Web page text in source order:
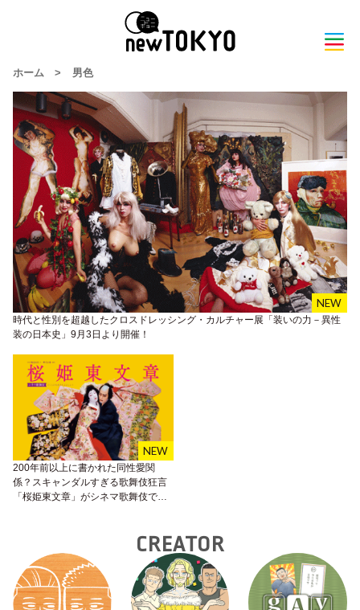
ホーム > 男色
時代と性別を超越したクロスドレッシング・カルチャー展「装いの力－異性
装の日本史」9月3日より開催！
200年前以上に書かれた同性愛関
係？スキャンダルすぎる歌舞伎狂言
「桜姫東文章」がシネマ歌舞伎で上
CREATOR